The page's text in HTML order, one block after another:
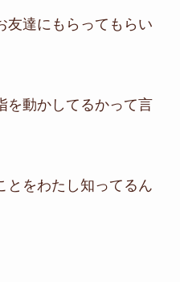
友達にもらってもらい
を動かしてるかって言
とをわたし知ってるん